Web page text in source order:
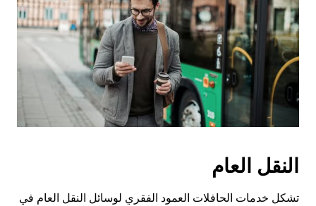
النقل العام
تشكل خدمات الحافلات العمود الفقري لوسائل النقل العام في